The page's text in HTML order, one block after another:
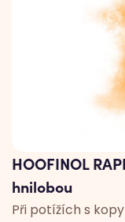
HOOFINOL
hnilobou
Při potížích s